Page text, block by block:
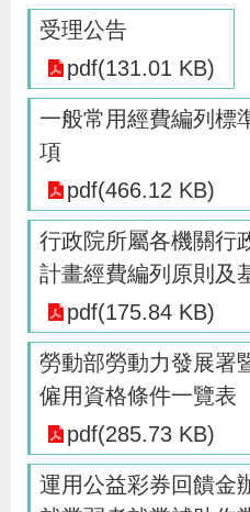
及
訊
安
全
策
政
網
站
料
開
受理公告
pdf(131.01 KB)
一般常用經費編列標
項
pdf(466.12 KB)
行政院所屬各機關行
計畫經費編列原則及
pdf(175.84 KB)
勞動部勞動力發展署
僱用資格條件一覽表
pdf(285.73 KB)
運用公益彩券回饋金